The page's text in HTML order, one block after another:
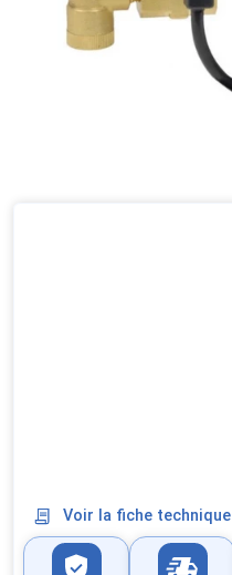
Voir la fiche technique